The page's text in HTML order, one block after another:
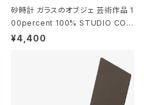
砂時計 ガラスのオブジェ 芸術作品 1
00percent 100% STUDIO COH
AKU Timeless 100パーセント ス
¥4,400